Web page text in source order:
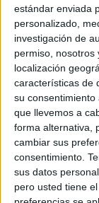
estándar enviada
personalizado,
investigación de
permiso, nosotros
localización
características de
su
que llevemos a
forma alternativa,
cambiar sus
consentimiento.
sus datos
pero usted tiene
A veces
atención a lo
poco en tu
velando por ti,
se hace querer.
[También te